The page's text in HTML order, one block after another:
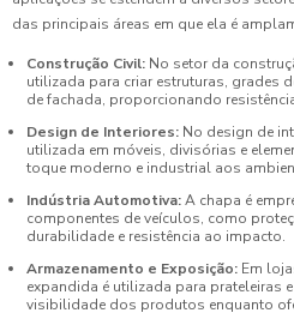
das principais áreas em que ela é
Construção Civil: No setor da
utilizada para criar estruturas, grades
de fachada, proporcionando
Design de Interiores: No design de
utilizada em móveis, divisórias e
toque moderno e industrial aos
Indústria Automotiva:A chapa é
componentes de veículos, como
durabilidade e resistência ao impacto.
Armazenamento e Exposição: Em
expandida é utilizada para prateleiras
visibilidade dos produtos enquanto